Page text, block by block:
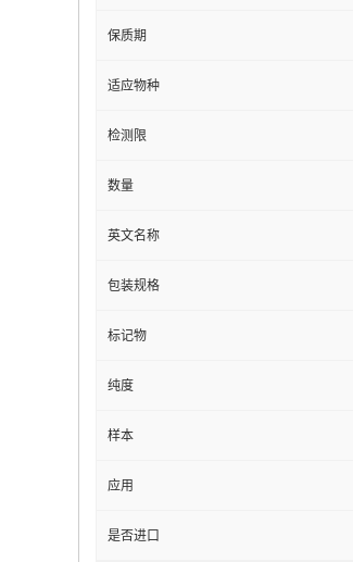
保质期
适应物种
检测限
数量
英文名称
包装规格
标记物
纯度
样本
应用
是否进口